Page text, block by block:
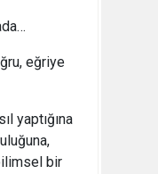
eğriye
yaptığına
bir